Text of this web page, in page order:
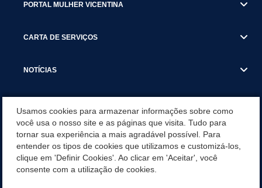
PORTAL MULHER VICENTINA
CARTA DE SERVIÇOS
NOTÍCIAS
VISITE SÃO VICENTE
INSTITUCIONAL
Usamos cookies para armazenar informações sobre como
você usa o nosso site e as páginas que visita. Tudo para
tornar sua experiência a mais agradável possível. Para
entender os tipos de cookies que utilizamos e customizá-los,
clique em 'Definir Cookies'. Ao clicar em 'Aceitar', você
consente com a utilização de cookies.